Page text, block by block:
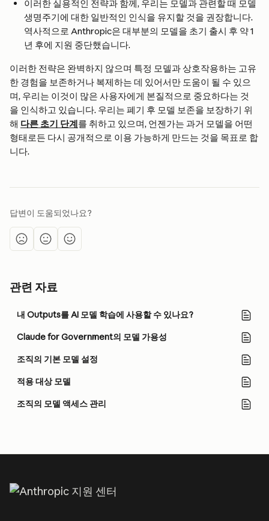
이러한 실용적인 전략과 함께, 우리는 모델과 관련할 때 모델
생명주기에 대한 일반적인 인식을 유지할 것을 권장합니다.
역사적으로 Anthropic은 대부분의 모델을 초기 출시 후 약 1
년 후에 지원 중단했습니다.
이러한 전략은 완벽하지 않으며 특정 모델과 상호작용하는 고유
한 경험을 보존하거나 복제하는 데 있어서만 도움이 될 수 있으
며, 우리는 이것이 많은 사용자에게 본질적으로 중요하다는 것
을 인식하고 있습니다. 우리는 폐기 후 모델 보존을 보장하기 위
해 다른 초기 단계를 취하고 있으며, 언젠가는 과거 모델을 어떤
형태로든 다시 공개적으로 이용 가능하게 만드는 것을 목표로 합
니다.
답변이 도움되었나요?
관련 자료
내 Outputs를 AI 모델 학습에 사용할 수 있나요?
Claude for Government의 모델 가용성
조직의 기본 모델 설정
적용 대상 모델
조직의 모델 액세스 관리